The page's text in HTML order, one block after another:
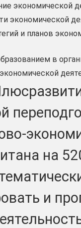
экономической
экономической
и планов
в
на
и